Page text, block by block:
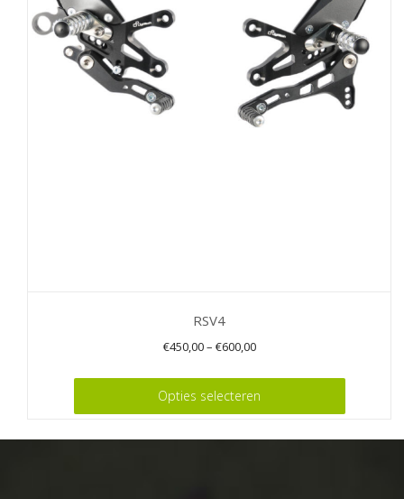
Deze
optie
RSV4
€450,00– €600,00
Opties selecteren
heeft